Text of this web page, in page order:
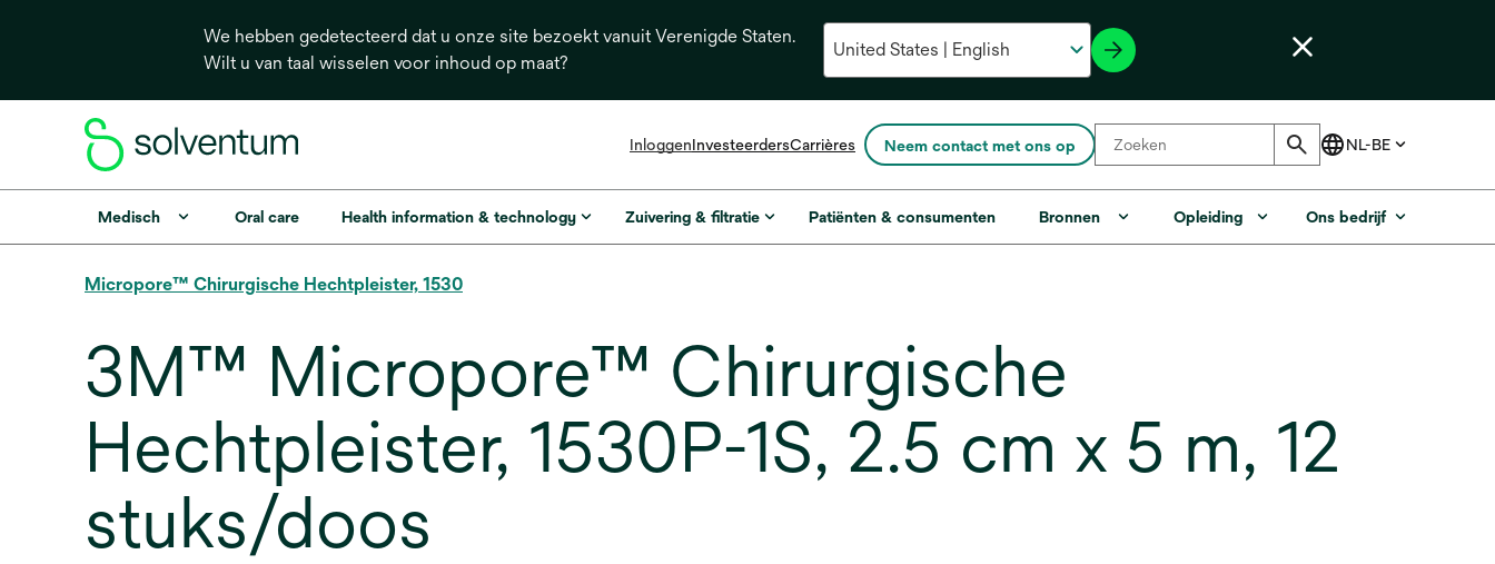
We hebben gedetecteerd dat u onze site bezoekt vanuit Verenigde Staten.
Wilt u van taal wisselen voor inhoud op maat?
InloggenInvesteerdersopens
a
new
Carrières Neem contact met ons op
Medisch Oral care Health information & technology Zuivering & filtratie Patiënten & consumenten Bronnen Opleiding Ons bedrijf
Micropore™ Chirurgische Hechtpleister, 1530
3M™ Micropore™ Chirurgische
Hechtpleister, 1530P-1S, 2.5 cm x 5 m, 12
stuks/doos